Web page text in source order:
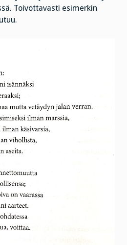
Toivottavasti esimerkin